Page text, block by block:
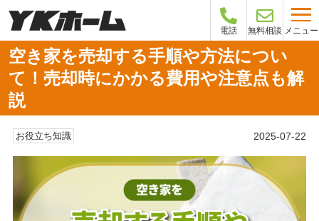
電話 無料相談 メニュー
空き家を売却する手順や方法につい
て！売却時にかかる費用や注意点も解
説
お役立ち知識 2025-07-22